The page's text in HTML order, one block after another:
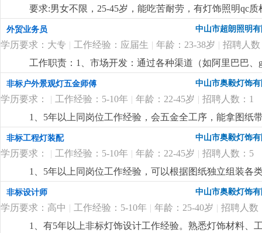
谨4. 本公司生产产品为全品类外销家居装饰灯具，需要
前看清职位要求，此岗位需要5-10年以上出口灯饰企业
要求:男女不限，25-45岁，能吃苦耐劳，有灯饰照明qc
外贸业务员 中山市超朗照明
学历要求：大专 | 工作经验：应届生 | 年龄：23-38岁 | 招聘人数
工作职责：1、市场开发：通过各种渠道（如阿里巴巴
理：负责维护客户关系，提供售前、售中和售后服务，
程，确保准时交货，并收回应收回的款项。4、市场调
5、产品推广：通过网络平台和社交媒体推广公司产品
同，并处理合同履行过程中可能出现的紧急情况。要求
优先。语言能力：英语四级以上，具备较强的英语听说
流程者优先。技能素质：熟悉网络销售技巧，了解电子
4500-6000元/月+提成更详细...
非标户外景观灯五金师傅 中山市奥毅灯饰
学历要求： | 工作经验：5-10年 | 年龄：22-45岁 | 招聘人数：1
1、5年以上同岗位工作经验，会五金全工序，能拿图纸
度与加工质量。2、责任心强，服从性好，品质意识高
计划，能及时处理加工、装配过程中的技术问题。更详
非标工程灯装配 中山市奥毅灯饰
学历要求： | 工作经验：5-10年 | 年龄：22-45岁 | 招聘人数：5
1、5年以上同岗位工作经验，可以根据图纸独立组装各
装中的异常问题，能拿图纸带队完成项目灯具的组装。
识。
非标设计师 中山市奥毅灯饰
学历要求：高中 | 工作经验：5-10年 | 年龄：25-40岁 | 招聘人数
1、有5年以上非标灯饰设计工作经验。熟悉灯饰材料、